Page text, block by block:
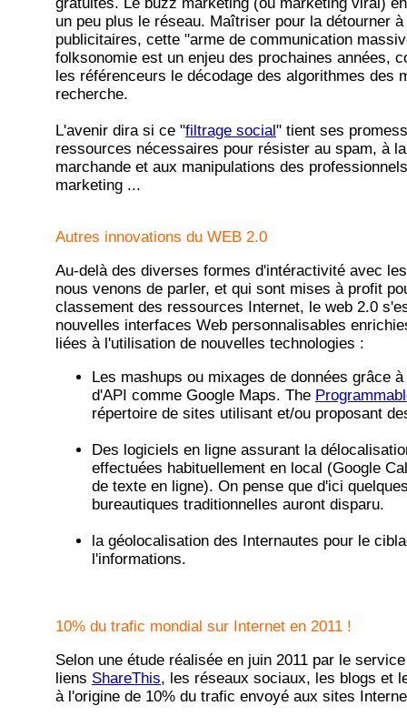
gratuites. Le buzz marketing (ou marketing viral)
un peu plus le réseau. Maîtriser pour la détourner
publicitaires, cette "arme de communication
folksonomie est un enjeu des prochaines années,
les référenceurs le décodage des algorithmes des
recherche.
L'avenir dira si ce "filtrage social" tient ses
ressources nécessaires pour résister au spam, à
marchande et aux manipulations des
marketing ...
Autres innovations du WEB 2.0
Au-delà des diverses formes d'intéractivité avec
nous venons de parler, et qui sont mises à profit
classement des ressources Internet, le web 2.0
nouvelles interfaces Web personnalisables
liées à l'utilisation de nouvelles technologies :
Les mashups ou mixages de données grâce
d'API comme Google Maps. The
répertoire de sites utilisant et/ou proposant
Des logiciels en ligne assurant la
effectuées habituellement en local (Google
de texte en ligne). On pense que d'ici
bureautiques traditionnelles auront disparu.
la géolocalisation des Internautes pour le
l'informations.
10% du trafic mondial sur Internet en 2011 !
Selon une étude réalisée en juin 2011 par le
liens ShareThis, les réseaux sociaux, les blogs et
à l'origine de 10% du trafic envoyé aux sites